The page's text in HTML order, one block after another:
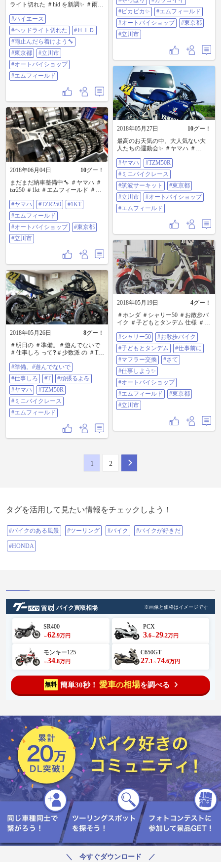
ライト切れた ＃hid を新調✨ ＃雨止
市 ＃オートバイショップ ＃エムフ
ィールド
#ハイエース
#ヘッドライト切れた
#ＨＩＤ
#雨止んだら着けよう🔧
#東京都
#立川市
#オートバイショップ
#エムフィールド
#ピカピカ✨
#エムフィールド
#オートバイショップ
#東京都
#立川市
2018年06月04日 10グー！
まだまだ納車整備中🔧 ＃ヤマハ ＃
tzr250 ＃1kt ＃エムフィールド ＃オ
市
#ヤマハ #TZR250
#1KT
#エムフィールド
#オートバイショップ
#東京都
#立川市
2018年05月27日 10グー！
最高のお天気の中、大人気ない大
人たちの運動会✨ ＃ヤマハ ＃
波サーキット ＃東京都 ＃立川市 ＃
オートバイショップ ＃エムフィー
ルド
#ヤマハ
#TZM50R
#ミニバイクレース
#筑波サーキット
#東京都
#立川市
#オートバイショップ
#エムフィールド
2018年05月26日 8グー！
＃明日の ＃準備。＃遊んでないで
＃仕事しろ って❓＃少数派 の ＃T
＃TZM50R ＃ミニバイクレース ＃
エムフィールド
#準備。#遊んでないで
#仕事しろ
#T
#頑張るよ💪
#ヤマハ
#TZM50R
#ミニバイクレース
#エムフィールド
2018年05月19日 4グー！
＃ホンダ ＃シャリー50 ＃お散歩バ
イク ＃子どもとタンデム 仕様 ＃仕
＃仕事しよう✨ ＃オートバイショ
ップ ＃エムフィールド ＃東京都 ＃
立川市
#シャリー50
#お散歩バイク
#子どもとタンデム
#仕事前に
#マフラー交換
#さて
#仕事しよう✨
#オートバイショップ
#エムフィールド
#東京都
#立川市
1 2
タグを活用して見たい情報をチェックしよう！
#バイクのある風景 #ツーリング #バイク #バイクが好きだ
#HONDA
バイク買取相場 ※画像と価格はイメージです
SR400
～62.9万円
PCX
3.6～29.2万円
モンキー125
～34.8万円
C650GT
27.1 ～ 74.6万円
無料 簡単30秒！ 愛車の相場を調べる
＼ 今すぐダウンロード ／